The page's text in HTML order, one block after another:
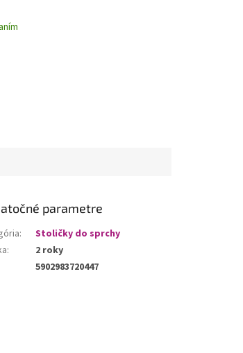
parametre
:
Stoličky do sprchy
:
2 roky
5902983720447